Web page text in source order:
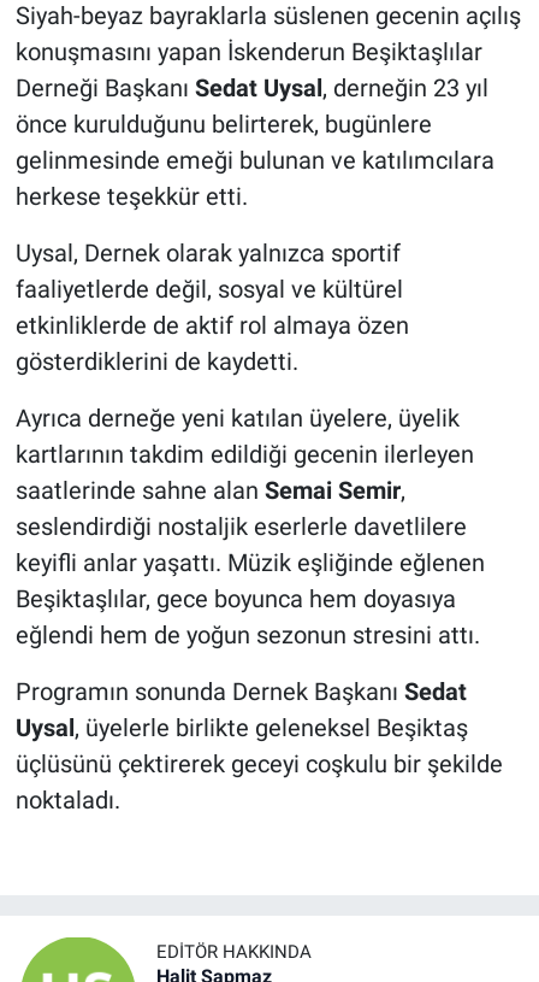
Siyah-beyaz bayraklarla süslenen gecenin açılış
konuşmasını yapan İskenderun Beşiktaşlılar
Derneği Başkanı Sedat Uysal, derneğin 23 yıl
önce kurulduğunu belirterek, bugünlere
gelinmesinde emeği bulunan ve katılımcılara
herkese teşekkür etti.
Uysal, Dernek olarak yalnızca sportif
faaliyetlerde değil, sosyal ve kültürel
etkinliklerde de aktif rol almaya özen
gösterdiklerini de kaydetti.
Ayrıca derneğe yeni katılan üyelere, üyelik
kartlarının takdim edildiği gecenin ilerleyen
saatlerinde sahne alan Semai Semir,
seslendirdiği nostaljik eserlerle davetlilere
keyifli anlar yaşattı. Müzik eşliğinde eğlenen
Beşiktaşlılar, gece boyunca hem doyasıya
eğlendi hem de yoğun sezonun stresini attı.
Programın sonunda Dernek Başkanı Sedat
Uysal, üyelerle birlikte geleneksel Beşiktaş
üçlüsünü çektirerek geceyi coşkulu bir şekilde
noktaladı.
EDITÖR HAKKINDA
Halit Sapmaz